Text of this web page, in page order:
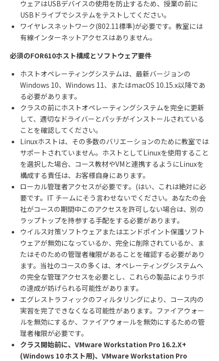
ウェアはUSBデバイスの使用を防止するため、授業の前に
USB ドライブでシステムをテストしてください。
ワイヤレスネットワーク(802.11標準)が必要です。教室には
有線インターネットアクセスはありません。
必須のFOR610ホスト構成とソフトウェア要件
ホストオペレーティングシステムは、最新バージョンの
Windows 10、 Windows 11、またはmacOS 10.15.x以降であ
る必要があります。
クラスの前にホストオペレーティングシステムを完全に更新
して、適切なドライバーとパッチがインストールされている
ことを確認してください。
Linuxホストは、その多数のバリエーションのために教室では
サポートされていません。ホストとしてLinuxを使用すること
を選択した場合、コース教材やVMと連携するようにLinuxを
構成する責任は、お客様自身にあります。
ローカル管理者アクセスが必要です。 (はい、これは絶対に必
要です。 IT チームにそう言わせないでください。あなたの会
社がコースの期間中このアクセスを許可しない場合は、別の
ラップトップを持参する手配をする必要があります。
ウイルス対策ソフトウェアまたはエンドポイント保護ソフト
ウェアが無効になっているか、完全に削除されているか、ま
たはそのための管理者権限があることを確認する必要があり
ます。当社のコースの多くは、オペレーティングシステムへ
の完全な管理アクセスを必要とし、これらの製品によりラボ
の達成が妨げられる可能性があります。
エグレストラフィックのフィルタリングにより、コース内の
実習を完了できなくなる可能性があります。ファイアウォー
ルを無効にするか、ファイアウォールを無効にするための管
理者権限が必要です。
クラス開始前に、 VMware Workstation Pro 16.2.X+
(Windows 10ホスト用)、 VMware Workstation Pro